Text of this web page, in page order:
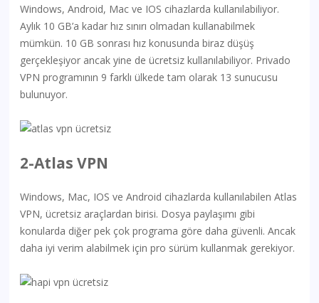
Windows, Android, Mac ve IOS cihazlarda kullanılabiliyor.
Aylık 10 GB’a kadar hız sınırı olmadan kullanabilmek
mümkün. 10 GB sonrası hız konusunda biraz düşüş
gerçekleşiyor ancak yine de ücretsiz kullanılabiliyor. Privado
VPN programının 9 farklı ülkede tam olarak 13 sunucusu
bulunuyor.
2-Atlas VPN
Windows, Mac, IOS ve Android cihazlarda kullanılabilen Atlas
VPN, ücretsiz araçlardan birisi. Dosya paylaşımı gibi
konularda diğer pek çok programa göre daha güvenli. Ancak
daha iyi verim alabilmek için pro sürüm kullanmak gerekiyor.